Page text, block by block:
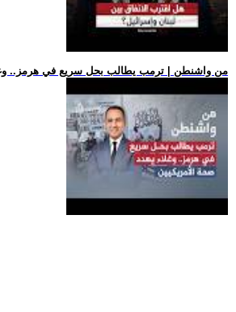
.. من واشنطن | ترمب يطالب بحل سريع في هرمز..